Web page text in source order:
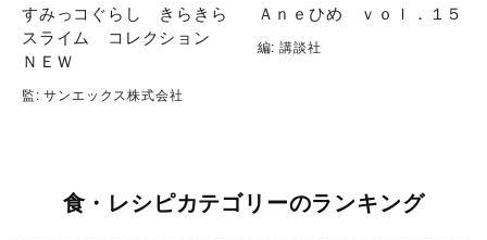
すみっコぐらし きらきら
スライム コレクション
ＮＥＷ
監: サンエックス株式会社
Ａｎｅひめ ｖｏｌ．１５
編: 講談社
食・レシピカテゴリーのランキング